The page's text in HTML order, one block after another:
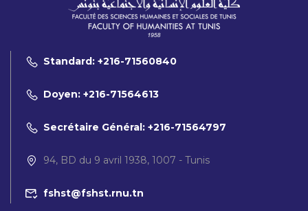
Standard: +216-71560840
Doyen: +216-71564613
Secrétaire Général: +216-71564797
94, BD du 9 avril 1938, 1007 - Tunis
fshst@fshst.rnu.tn